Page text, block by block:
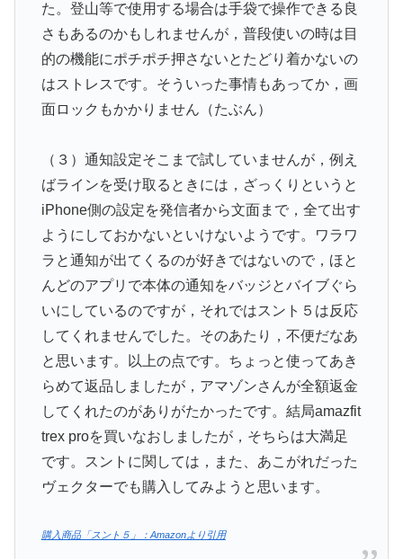
た。登山等で使用する場合は手袋で操作できる良
さもあるのかもしれませんが，普段使いの時は目
的の機能にポチポチ押さないとたどり着かないの
はストレスです。そういった事情もあってか，画
面ロックもかかりません（たぶん）
（３）通知設定そこまで試していませんが，例え
ばラインを受け取るときには，ざっくりというと
iPhone側の設定を発信者から文面まで，全て出す
ようにしておかないといけないようです。ワラワ
ラと通知が出てくるのが好きではないので，ほと
んどのアプリで本体の通知をバッジとバイブぐら
いにしているのですが，それではスント５は反応
してくれませんでした。そのあたり，不便だなあ
と思います。以上の点です。ちょっと使ってあき
らめて返品しましたが，アマゾンさんが全額返金
してくれたのがありがたかったです。結局amazfit
trex proを買いなおしましたが，そちらは大満足
です。スントに関しては，また、あこがれだった
ヴェクターでも購入してみようと思います。
購入商品「スント５」：Amazonより引用